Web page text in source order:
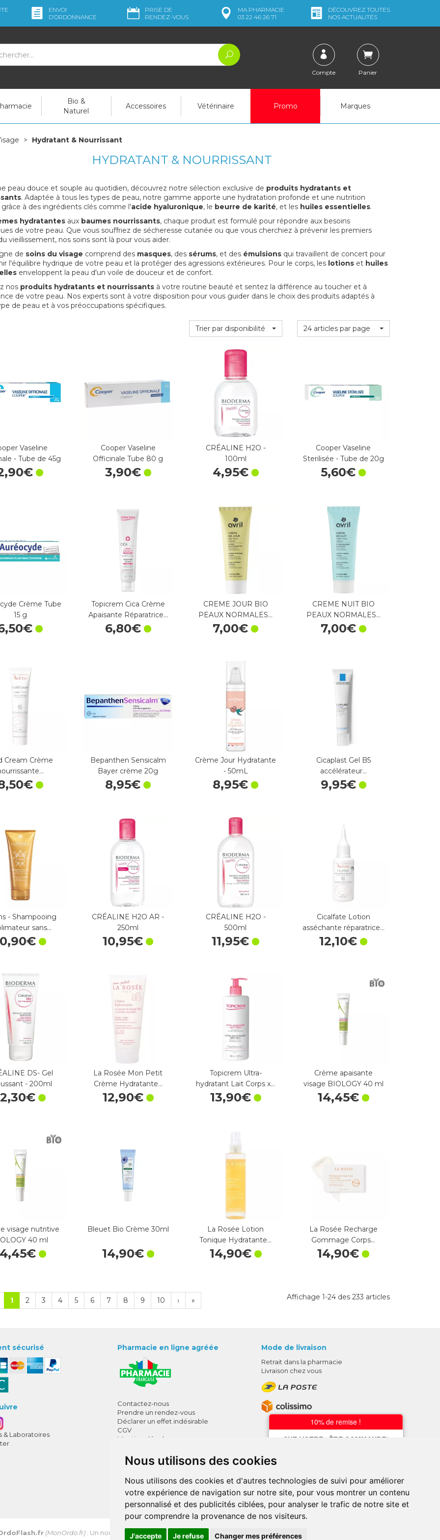
Nous utilisons des cookies
Nous utilisons des cookies et d'autres technologies de suivi pour améliorer
votre expérience de navigation sur notre site, pour vous montrer un contenu
personnalisé et des publicités ciblées, pour analyser le trafic de notre site et
pour comprendre la provenance de nos visiteurs.
J'accepte Je refuse Changer mes préférences
ENVOI
D’ORDONNANCE
PRISE DE
RENDEZ-VOUS
MAPHARMACIE
03 22 46 26 71
DÉCOUVREZ TOUTES
NOS ACTUALITÉS
Compte Panier
Bio &
Naturel
Accessoires Vétérinaire Promo Marques
Hydratant & Nourrissant
HYDRATANT & NOURRISSANT
peau douce et souple au quotidien, découvrez notre sélection exclusive de produits hydratants et
. Adaptée à tous les types de peau, notre gamme apporte une hydratation profonde et une nutrition
à des ingrédients clés comme l'acide hyaluronique, le beurre de karité, et les huiles essentielles.
hydratantesaux baumes nourrissants, chaque produit est formulé pour répondre aux besoins
de votre peau. Que vous souffriez de sécheresse cutanée ou que vous cherchiez à prévenir les premiers
vieillissement, nos soins sont là pour vous aider.
de soins du visage comprend des masques, des sérums, et des émulsionsqui travaillent de concert pour
l'équilibre hydrique de votre peau et la protéger des agressions extérieures. Pour le corps, les lotionset huiles
enveloppent la peau d'un voile de douceur et de confort.
nos produits hydratants et nourrissantsà votre routine beauté et sentez la différence au toucher et à
de votre peau. Nos experts sont à votre disposition pour vous guider dans le choix des produits adaptés à
de peau et à vos préoccupations spécifiques.
Trier par disponibilité 24 articles par page
Vaseline
- Tube de 45g
,90€
Cooper Vaseline
Officinale Tube 80 g
3,90€
CRÉALINE H2O -
100ml
4,95€
Cooper Vaseline
Sterilisée - Tube de 20g
5,60€
Crème Tube
15 g
,50€
Topicrem Cica Crème
Apaisante Réparatrice…
6,80€
CREME JOUR BIO
PEAUX NORMALES…
7,00€
CREME NUIT BIO
PEAUX NORMALES…
7,00€
Cream Crème
,50€
Bepanthen Sensicalm
Bayer crème 20g
8,95€
Crème Jour Hydratante
- 50mL
8,95€
Cicaplast Gel B5
accélérateur…
9,95€
- Shampooing
sans…
,90€
CRÉALINE H2O AR -
250ml
10,95€
CRÉALINE H2O -
500ml
11,95€
Cicalfate Lotion
asséchante réparatrice…
12,10€
DS- Gel
- 200ml
,30€
La Rosée Mon Petit
Crème Hydratante…
12,90€
Topicrem Ultra-
hydratant Lait Corps x…
13,90€
Crème apaisante
visage BIOLOGY 40 ml
14,45€
visage nutritive
40 ml
,45€
Bleuet Bio Crème 30ml
14,90€
La Rosée Lotion
Tonique Hydratante…
14,90€
La Rosée Recharge
Gommage Corps…
14,90€
1 2 3 4 5 6 7 8 9 10 › » Affichage 1-24 des 233 articles
sécurisé
& Laboratoires
Pharmacie en ligne agréée
Contactez-nous
Prendre un rendez-vous
Déclarer un effet indésirable
CGV
Mentions légales
Cookies
Mes préférences Cookies
Annuaire des pharmacies
Mode de livraison
Retrait dans la pharmacie
Livraison chez vous
(MonOrdo.fr): Un nouveau service de dépôt d’ordonnance en ligne.
10% de remise !
SUR VOTRE 1ÈRE COMMANDE*
* sans minimum d'achat , hors
médicaments et produits en offre,
utilisez le code au moment de la
validation du panier afin que la remise
soit prise en compte.